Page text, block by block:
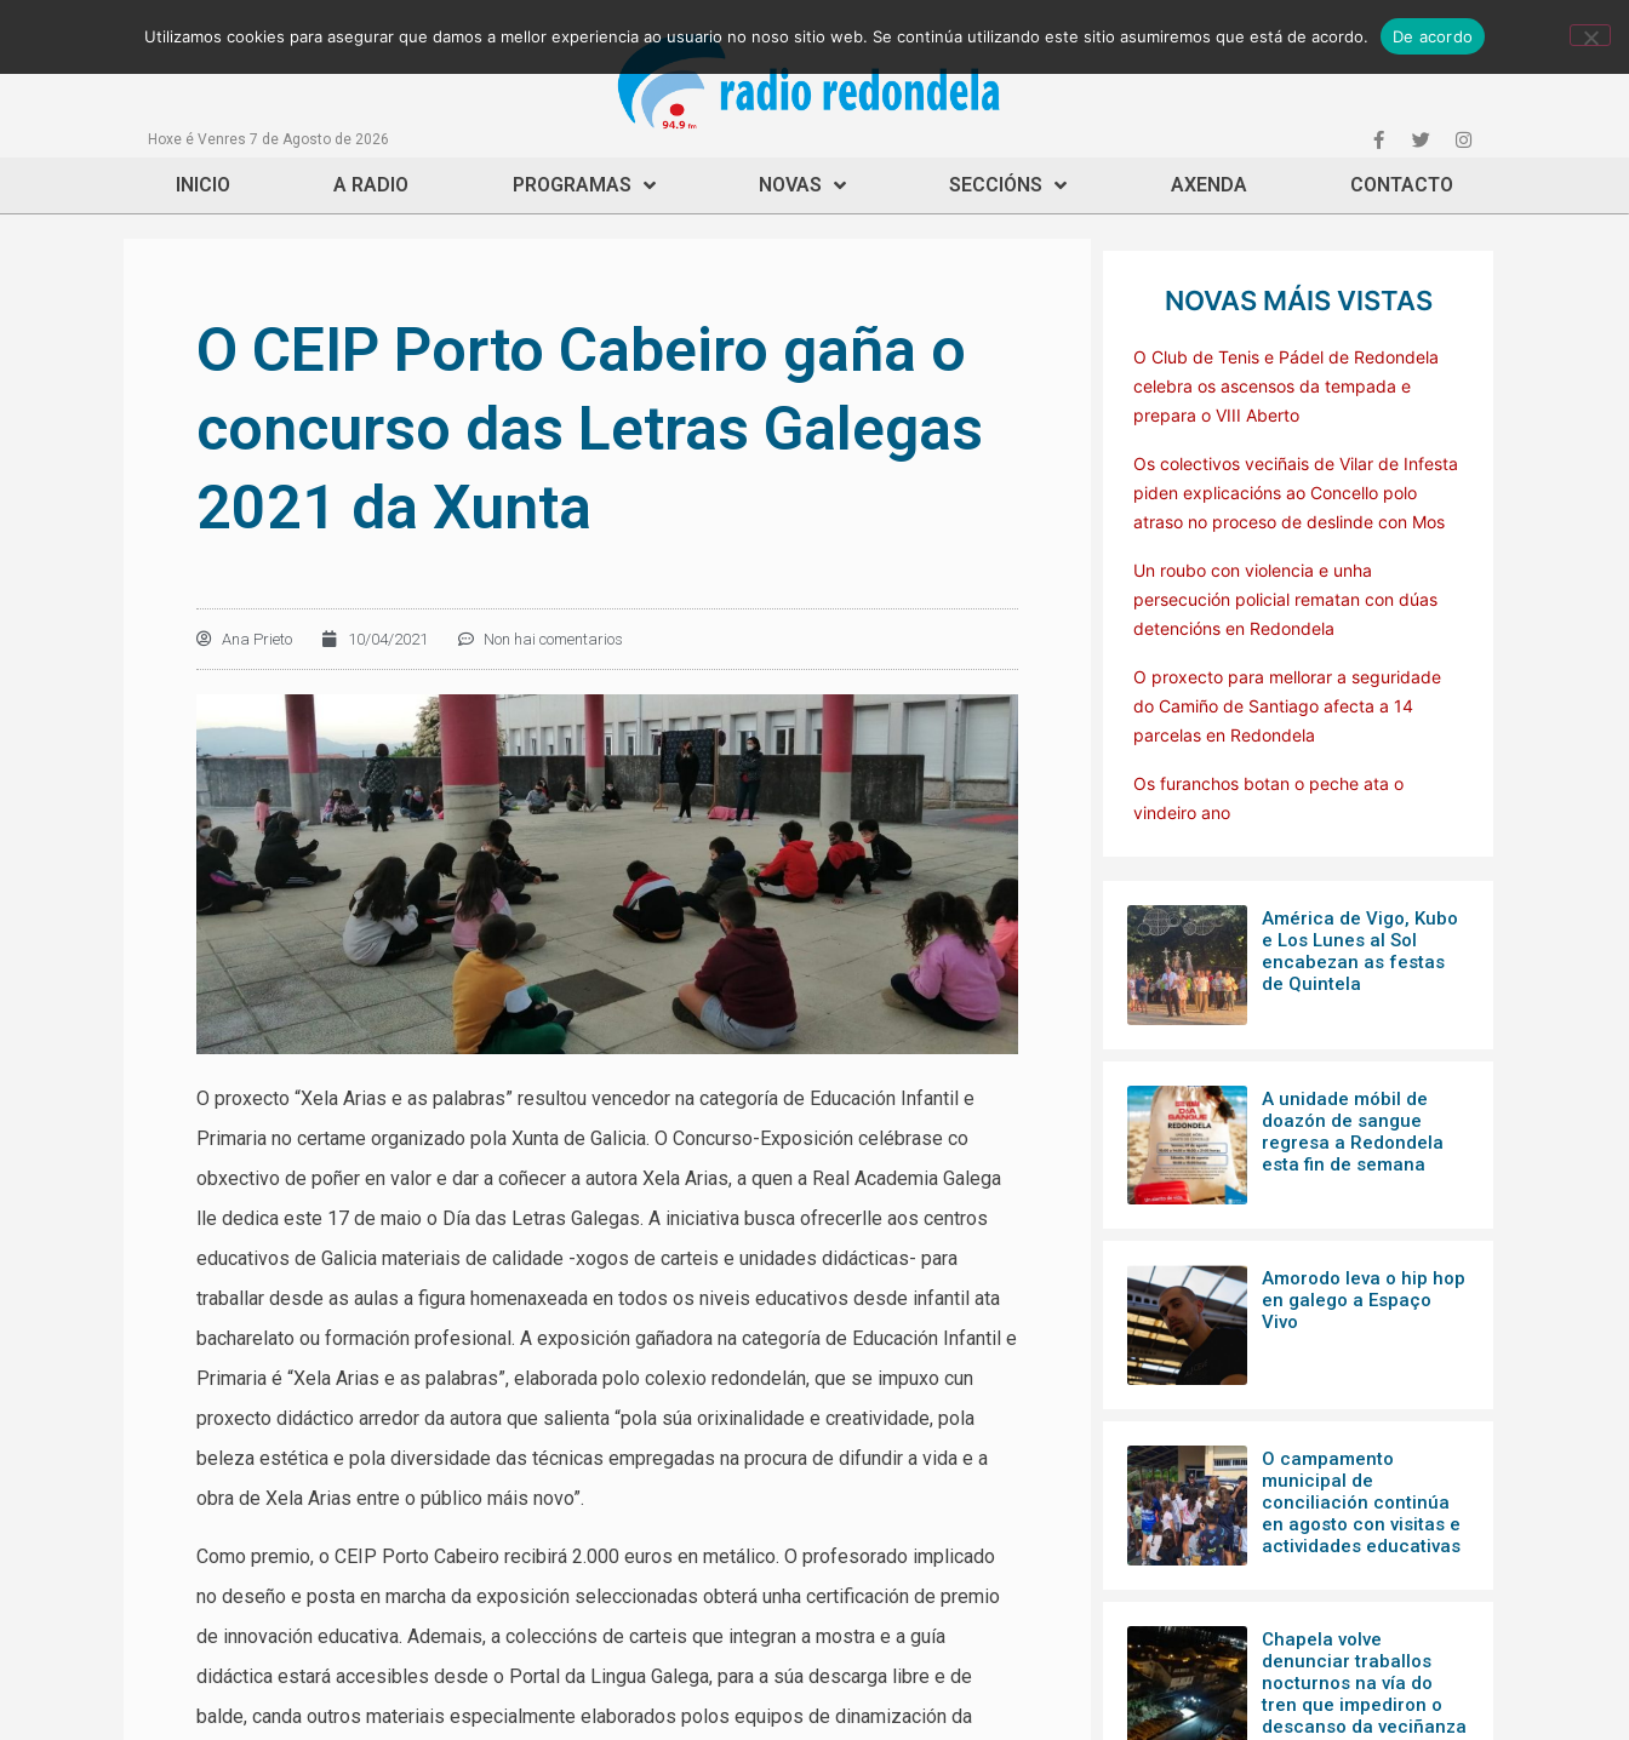
Hoxe é Venres 7 de Agosto de 2026
INICIO A RADIO PROGRAMAS NOVAS SECCIÓNS AXENDA CONTACTO
O CEIP Porto Cabeiro gaña o
concurso das Letras Galegas
2021 da Xunta
Ana Prieto 10/04/2021 Non hai comentarios
O proxecto “Xela Arias e as palabras” resultou vencedor na categoría de Educación Infantil e
Primaria no certame organizado pola Xunta de Galicia. O Concurso-Exposición celébrase co
obxectivo de poñer en valor e dar a coñecer a autora Xela Arias, a quen a Real Academia Galega
lle dedica este 17 de maio o Día das Letras Galegas. A iniciativa busca ofrecerlle aos centros
educativos de Galicia materiais de calidade -xogos de carteis e unidades didácticas- para
traballar desde as aulas a figura homenaxeada en todos os niveis educativos desde infantil ata
bacharelato ou formación profesional. A exposición gañadora na categoría de Educación Infantil e
Primaria é “Xela Arias e as palabras”, elaborada polo colexio redondelán, que se impuxo cun
proxecto didáctico arredor da autora que salienta “pola súa orixinalidade e creatividade, pola
beleza estética e pola diversidade das técnicas empregadas na procura de difundir a vida e a
obra de Xela Arias entre o público máis novo”.
Como premio, o CEIP Porto Cabeiro recibirá 2.000 euros en metálico. O profesorado implicado
no deseño e posta en marcha da exposición seleccionadas obterá unha certificación de premio
de innovación educativa. Ademais, a coleccións de carteis que integran a mostra e a guía
didáctica estará accesibles desde o Portal da Lingua Galega, para a súa descarga libre e de
balde, canda outros materiais especialmente elaborados polos equipos de dinamización da
NOVAS MÁIS VISTAS
O Club de Tenis e Pádel de Redondela
celebra os ascensos da tempada e
prepara o VIII Aberto
Os colectivos veciñais de Vilar de Infesta
piden explicacións ao Concello polo
atraso no proceso de deslinde con Mos
Un roubo con violencia e unha
persecución policial rematan con dúas
detencións en Redondela
O proxecto para mellorar a seguridade
do Camiño de Santiago afecta a 14
parcelas en Redondela
Os furanchos botan o peche ata o
vindeiro ano
América de Vigo, Kubo
e Los Lunes al Sol
encabezan as festas
de Quintela
A unidade móbil de
doazón de sangue
regresa a Redondela
esta fin de semana
Amorodo leva o hip hop
en galego a Espaço
Vivo
O campamento
municipal de
conciliación continúa
en agosto con visitas e
actividades educativas
Chapela volve
denunciar traballos
nocturnos na vía do
tren que impediron o
descanso da veciñanza
Utilizamos cookies para asegurar que damos a mellor experiencia ao usuario no noso sitio web. Se continúa utilizando este sitio asumiremos que está de acordo. De acordo